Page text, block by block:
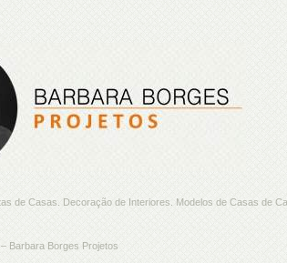
de Casas. Decoração de Interiores. Modelos de Casas de
Barbara Borges Projetos